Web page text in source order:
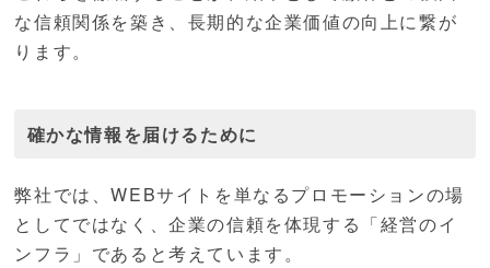
な信頼関係を築き、長期的な企業価値の向上に繋が
ります。
確かな情報を届けるために
弊社では、WEBサイトを単なるプロモーションの場
としてではなく、企業の信頼を体現する「経営のイ
ンフラ」であると考えています。